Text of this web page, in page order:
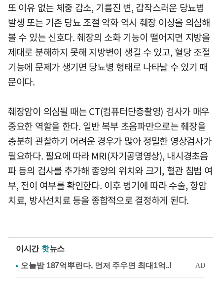
또 이유 없는 체중 감소, 기름진 변, 갑작스러운 당뇨병
발생 또는 기존 당뇨 조절 악화 역시 췌장 이상을 의심해
볼 수 있는 신호다. 췌장의 소화 기능이 떨어지면 지방을
제대로 분해하지 못해 지방변이 생길 수 있고, 혈당 조절
기능에 문제가 생기면 당뇨병 형태로 나타날 수 있기 때
문이다.
췌장암이 의심될 때는 CT(컴퓨터단층촬영) 검사가 매우
중요한 역할을 한다. 일반 복부 초음파만으로는 췌장을
충분히 관찰하기 어려운 경우가 많아 정밀한 영상검사가
필요하다. 필요에 따라 MRI(자기공명영상), 내시경초음
파 등의 검사를 추가해 종양의 위치와 크기, 혈관 침범 여
부, 전이 여부를 확인한다. 이후 병기에 따라 수술, 항암
치료, 방사선치료 등을 종합적으로 결정하게 된다.
이시간 핫뉴스